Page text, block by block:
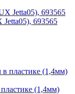
693565
(1,4мм)